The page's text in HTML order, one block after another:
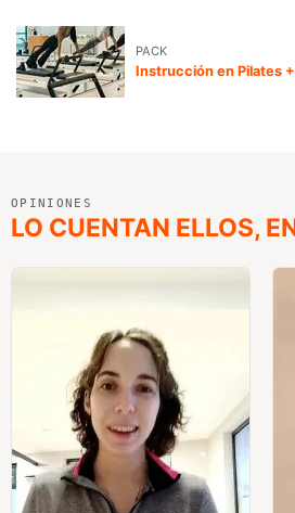
PACK
Instrucción en Pilates
OPINIONES
LO CUENTAN ELLOS,